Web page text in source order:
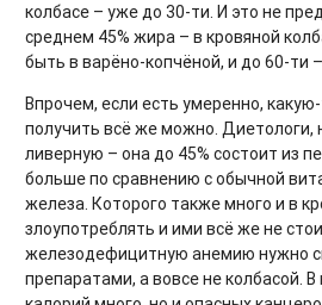
колбасе – уже до 30-ти. И это не
среднем 45% жира – в кровяной
быть в варёно-копчёной, и до 60-ти
Впрочем, если есть умеренно,
получить всё же можно. Диетологи,
ливерную – она до 45% состоит из
больше по сравнению с обычной
железа. Которого также много и в
злоупотреблять и ими всё же не
железодефицитную анемию нужно
препаратами, а вовсе не колбасой.